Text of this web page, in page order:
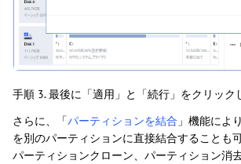
手順 3. 最後に「適用」と「続行」をクリック
さらに、「パーティションを結合 」機能によ
を別のパーティションに直接結合することも
パーティションクローン、パーティション消